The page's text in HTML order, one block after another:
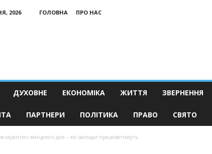
2026 ГОЛОВНА
ПРО НАС
ДУХОВНЕ ЕКОНОМІКА ЖИТТЯ ЗВЕРНЕННЯ
ПАРТНЕРИ ПОЛІТИКА ПРАВО СВЯТО
карантин вихідного дня – які заклади працюватимуть